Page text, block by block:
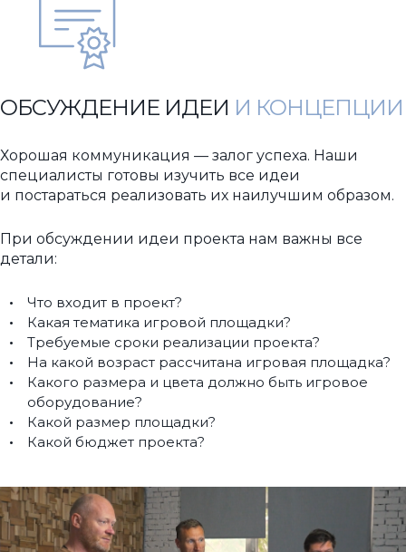
ОБСУЖДЕНИЕ ИДЕИ И КОНЦЕПЦИИ
Хорошая коммуникация — залог успеха. Наши
специалисты готовы изучить все идеи
и постараться реализовать их наилучшим образом.
При обсуждении идеи проекта нам важны все
детали:
Что входит в проект?
Какая тематика игровой площадки?
Требуемые сроки реализации проекта?
На какой возраст рассчитана игровая площадка?
Какого размера и цвета должно быть игровое
оборудование?
Какой размер площадки?
Какой бюджет проекта?